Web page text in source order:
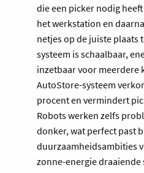
die een picker nodig
het werkstation en
netjes op de juiste plaats
systeem is schaalbaar,
inzetbaar voor meerdere
AutoStore-systeem
procent en vermindert
Robots werken zelfs
donker, wat perfect past
duurzaamheidsambities
zonne-energie draaiende